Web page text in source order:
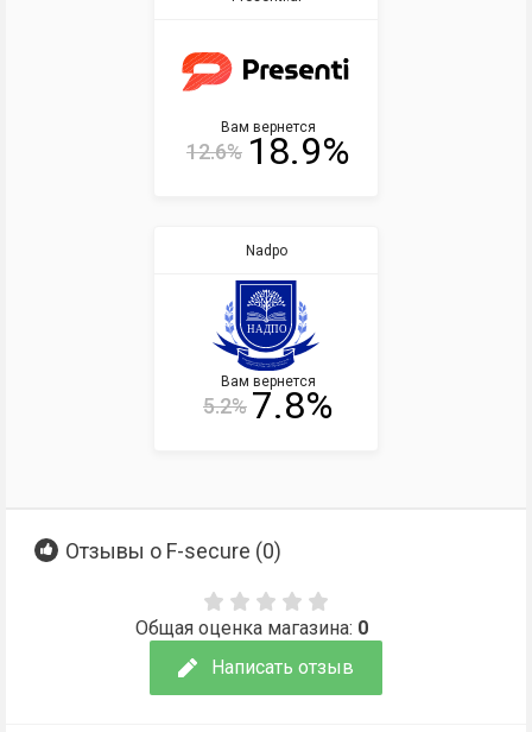
Вам вернется
12.6% 18.9%
Nadpo
Вам вернется
5.2% 7.8%
Отзывы о F-secure (0)
Написать отзыв
Общая оценка магазина: 0